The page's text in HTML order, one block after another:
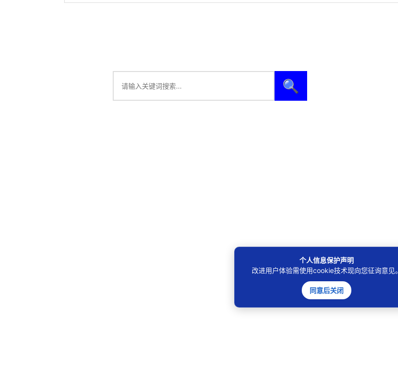
🔍
个人信息保护声明
改进用户体验需使用cookie技术现向您征询意见。
同意后关闭